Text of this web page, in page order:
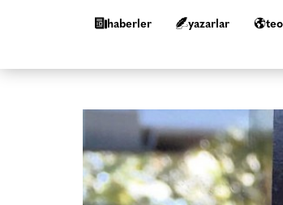
haberler yazarlar